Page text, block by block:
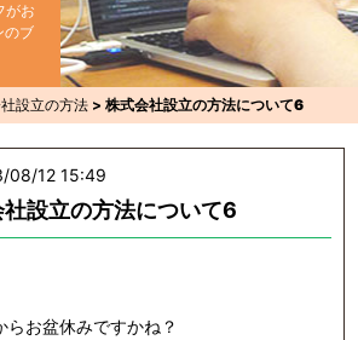
がお
のブ
設立の方法 >株式会社設立の方法について6
08/12 15:49
設立の方法について6
らお盆休みですかね？